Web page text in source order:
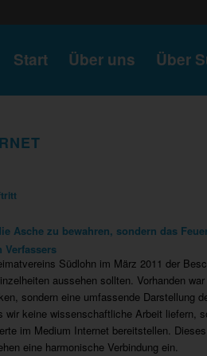
Start Über uns Über
Asche zu bewahren, sondern das
Verfassers
Südlohn im März 2011 der
aussehen sollten. Vorhanden
sondern eine umfassende Darstellung
wir keine wissenschaftliche Arbeit liefern,
im Medium Internet bereitstellen.
eine harmonische Verbindung ein.